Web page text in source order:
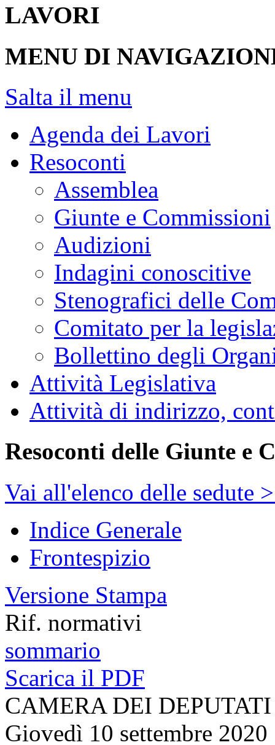
LAVORI
MENU DI
Salta il menu
Agenda dei Lavori
Resoconti
Assemblea
Giunte e Commissioni
Audizioni
Indagini conoscitive
Stenografici delle
Comitato per la
Bollettino degli
Attività Legislativa
Attività di indirizzo,
Resoconti delle Giunte e
Vai all'elenco delle sedute
Indice Generale
Frontespizio
Versione Stampa
Rif. normativi
sommario
Scarica il PDF
CAMERA DEI DEPUTATI
Giovedì 10 settembre 2020